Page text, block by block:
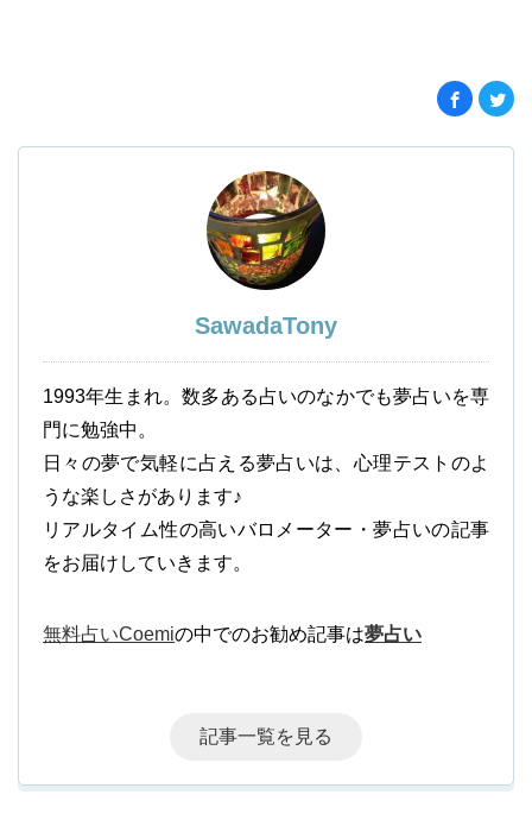
SawadaTony
1993年生まれ。数多ある占いのなかでも夢占いを専
門に勉強中。
日々の夢で気軽に占える夢占いは、心理テストのよ
うな楽しさがあります♪
リアルタイム性の高いバロメーター・夢占いの記事
をお届けしていきます。
無料占いCoemiの中でのお勧め記事は夢占い
記事一覧を見る